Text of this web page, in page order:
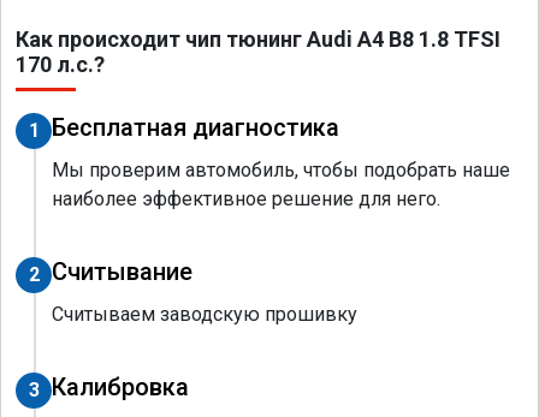
Как происходит чип тюнинг Audi A4 B8 1.8 TFSI
170 л.с.?
1 Бесплатная диагностика
Мы проверим автомобиль, чтобы подобрать наше
наиболее эффективное решение для него.
2 Считывание
Считываем заводскую прошивку
3 Калибровка